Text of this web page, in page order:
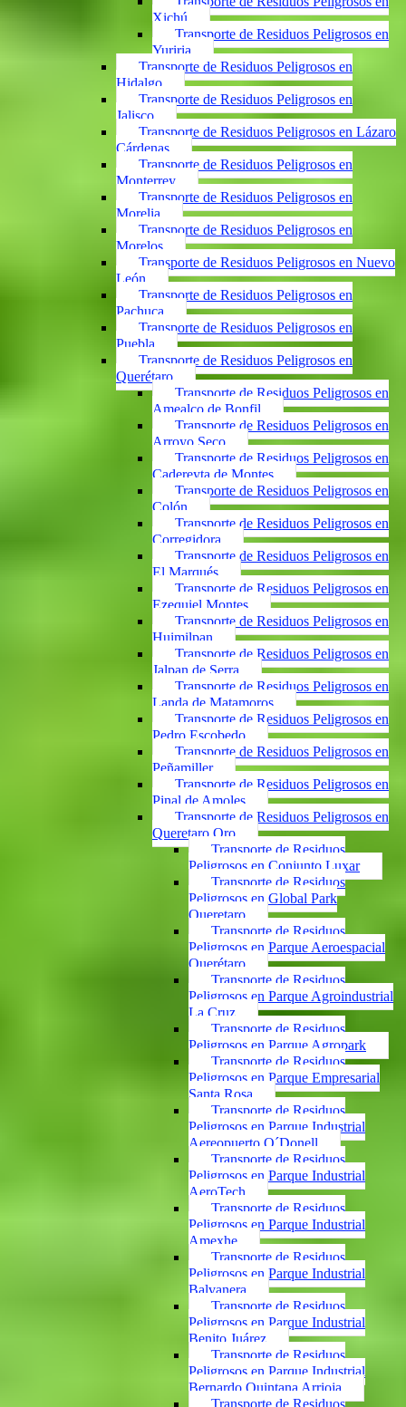
Xichú
Transporte de Residuos Peligrosos en
Yuriria
Transporte de Residuos Peligrosos en
Hidalgo
Transporte de Residuos Peligrosos en
Jalisco
Transporte de Residuos Peligrosos en Lázaro
Cárdenas
Transporte de Residuos Peligrosos en
Monterrey
Transporte de Residuos Peligrosos en
Morelia
Transporte de Residuos Peligrosos en
Morelos
Transporte de Residuos Peligrosos en Nuevo
León
Transporte de Residuos Peligrosos en
Pachuca
Transporte de Residuos Peligrosos en
Puebla
Transporte de Residuos Peligrosos en
Querétaro
Transporte de Residuos Peligrosos en
Amealco de Bonfil
Transporte de Residuos Peligrosos en
Arroyo Seco
Transporte de Residuos Peligrosos en
Cadereyta de Montes
Transporte de Residuos Peligrosos en
Colón
Transporte de Residuos Peligrosos en
Corregidora
Transporte de Residuos Peligrosos en
El Marqués
Transporte de Residuos Peligrosos en
Ezequiel Montes
Transporte de Residuos Peligrosos en
Huimilpan
Transporte de Residuos Peligrosos en
Jalpan de Serra
Transporte de Residuos Peligrosos en
Landa de Matamoros
Transporte de Residuos Peligrosos en
Pedro Escobedo
Transporte de Residuos Peligrosos en
Peñamiller
Transporte de Residuos Peligrosos en
Pinal de Amoles
Transporte de Residuos Peligrosos en
Queretaro Qro
Transporte de Residuos
Peligrosos en Conjunto Luxar
Transporte de Residuos
Peligrosos en Global Park
Queretaro
Transporte de Residuos
Peligrosos en Parque Aeroespacial
Querétaro
Transporte de Residuos
Peligrosos en Parque Agroindustrial
La Cruz
Transporte de Residuos
Peligrosos en Parque Agropark
Transporte de Residuos
Peligrosos en Parque Empresarial
Santa Rosa
Transporte de Residuos
Peligrosos en Parque Industrial
Aereopuerto O´Donell
Transporte de Residuos
Peligrosos en Parque Industrial
AeroTech
Transporte de Residuos
Peligrosos en Parque Industrial
Amexhe
Transporte de Residuos
Peligrosos en Parque Industrial
Balvanera
Transporte de Residuos
Peligrosos en Parque Industrial
Benito Juárez
Transporte de Residuos
Peligrosos en Parque Industrial
Bernardo Quintana Arrioja
Transporte de Residuos